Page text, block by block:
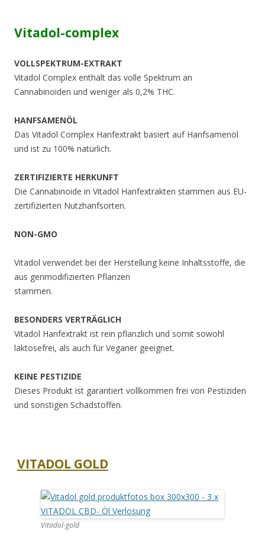
Vitadol-complex
VOLLSPEKTRUM-EXTRAKT
Vitadol Complex enthält das volle Spektrum an
Cannabinoiden und weniger als 0,2% THC.
HANFSAMENÖL
Das Vitadol Complex Hanfextrakt basiert auf Hanfsamenöl
und ist zu 100% natürlich.
ZERTIFIZIERTE HERKUNFT
Die Cannabinoide in Vitadol Hanfextrakten stammen aus EU-
zertifizierten Nutzhanfsorten.
NON-GMO
Vitadol verwendet bei der Herstellung keine Inhaltsstoffe, die
aus genmodifizierten Pflanzen
stammen.
BESONDERS VERTRÄGLICH
Vitadol Hanfextrakt ist rein pflanzlich und somit sowohl
laktosefrei, als auch für Veganer geeignet.
KEINE PESTIZIDE
Dieses Produkt ist garantiert vollkommen frei von Pestiziden
und sonstigen Schadstoffen.
VITADOL GOLD
Vitadol-gold